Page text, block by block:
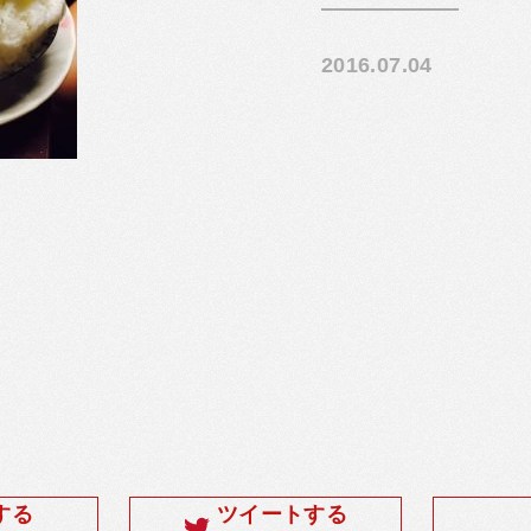
2016.07.04
る ツイートする